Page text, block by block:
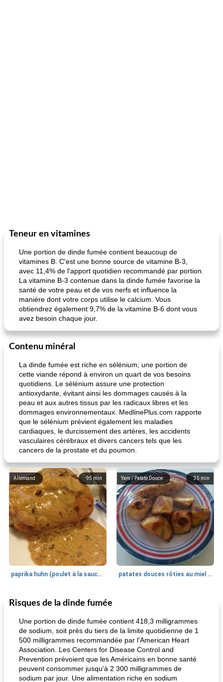
Teneur en vitamines
Une portion de dinde fumée contient beaucoup de
vitamines B. C'est une bonne source de vitamine B-3,
avec 11,4% de l'apport quotidien recommandé par portion.
La vitamine B-3 contenue dans la dinde fumée favorise la
santé de votre peau et de vos nerfs et influence la
manière dont votre corps utilise le calcium. Vous
obtiendrez également 9,7% de la vitamine B-6 dont vous
avez besoin chaque jour.
Contenu minéral
La dinde fumée est riche en sélénium; une portion de
cette viande répond à environ un quart de vos besoins
quotidiens. Le sélénium assure une protection
antioxydante, évitant ainsi les dommages causés à la
peau et aux autres tissus par les radicaux libres et les
dommages environnementaux. MedlinePlus.com rapporte
que le sélénium prévient également les maladies
cardiaques, le durcissement des artères, les accidents
vasculaires cérébraux et divers cancers tels que les
cancers de la prostate et du poumon.
95 min
Allemand
paprika huhn (poulet à la sauce paprika).
35 min
Yam / Patate Douce
patates douces rôties au miel / kumara
25min
Petit déjeuner et brunch
Risques de la dinde fumée
Une portion de dinde fumée contient 418,3 milligrammes
de sodium, soit près du tiers de la limite quotidienne de 1
500 milligrammes recommandée par l'American Heart
Association. Les Centers for Disease Control and
Prevention prévoient que les Américains en bonne santé
peuvent consommer jusqu'à 2 300 milligrammes de
sodium par jour. Une alimentation riche en sodium